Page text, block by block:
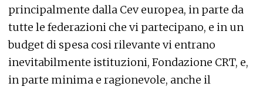
principalmente dalla Cev europea, in parte da
tutte le federazioni che vi partecipano, e in un
budget di spesa cosi rilevante vi entrano
inevitabilmente istituzioni, Fondazione CRT, e,
in parte minima e ragionevole, anche il